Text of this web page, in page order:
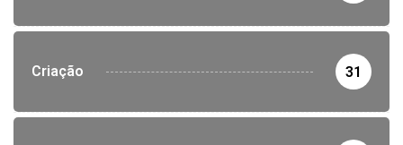
Criação 31